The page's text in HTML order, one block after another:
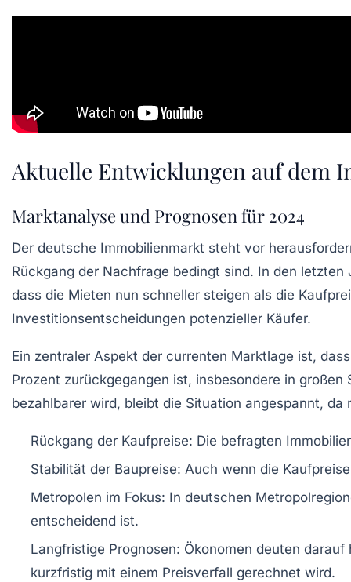
Aktuelle Entwicklungen auf dem
Marktanalyse und Prognosen für 2024
Der deutsche Immobilienmarkt steht vor
Rückgang der Nachfrage bedingt sind. In den
dass die Mieten nun schneller steigen als die
Investitionsentscheidungen potenzieller Käufer.
Ein zentraler Aspekt der currenten Marktlage ist,
Prozent zurückgegangen ist, insbesondere in
bezahlbarer wird, bleibt die Situation angespannt, da
Rückgang der Kaufpreise: Die befragten
Stabilität der Baupreise: Auch wenn die
Metropolen im Fokus: In deutschen
entscheidend ist.
Langfristige Prognosen: Ökonomen deuten
kurzfristig mit einem Preisverfall gerechnet wird.